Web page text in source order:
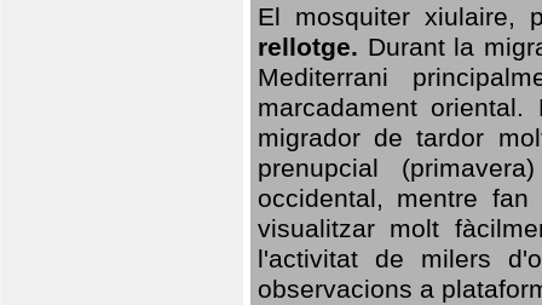
El mosquiter xiulaire,
rellotge. Durant la
Mediterrani
marcadament
migrador de tardor
prenupcial
occidental, mentre
visualitzar molt
l'activitat de milers
observacions a